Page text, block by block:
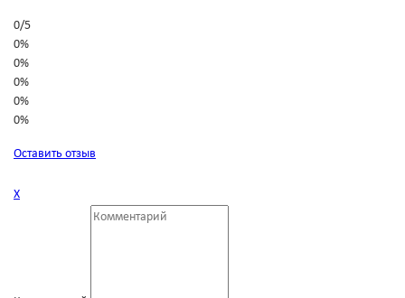
0/5
0%
0%
0%
0%
0%
Оставить отзыв
Х